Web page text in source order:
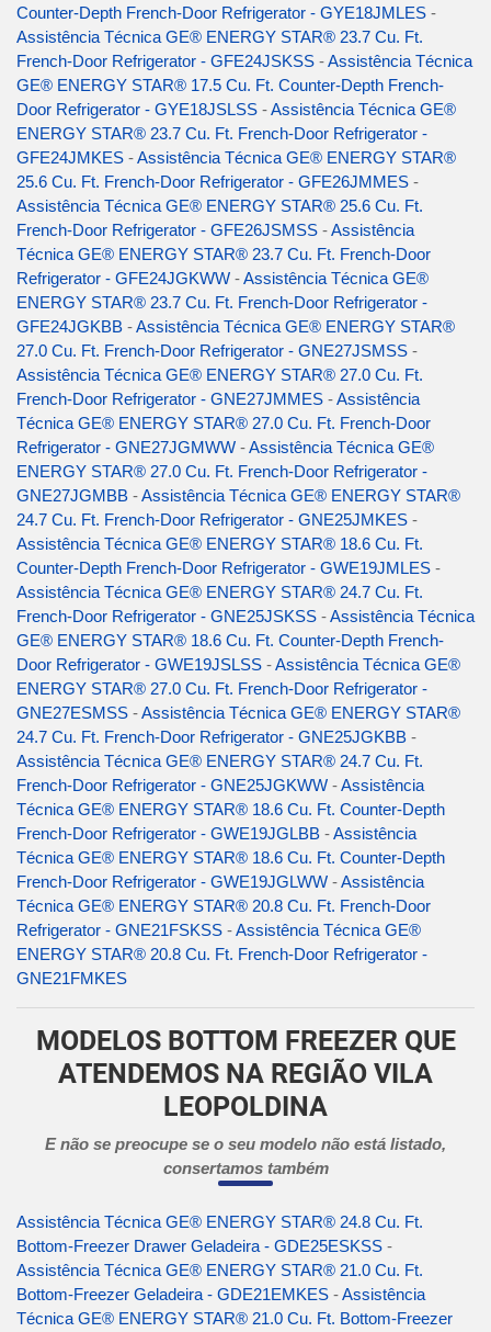
Counter-Depth French-Door Refrigerator - GYE18JMLES -
Assistência Técnica GE® ENERGY STAR® 23.7 Cu. Ft.
French-Door Refrigerator - GFE24JSKSS -Assistência Técnica
GE® ENERGY STAR® 17.5 Cu. Ft. Counter-Depth French-
Door Refrigerator - GYE18JSLSS -Assistência Técnica GE®
ENERGY STAR® 23.7 Cu. Ft. French-Door Refrigerator -
GFE24JMKES -Assistência Técnica GE® ENERGY STAR®
25.6 Cu. Ft. French-Door Refrigerator - GFE26JMMES -
Assistência Técnica GE® ENERGY STAR® 25.6 Cu. Ft.
French-Door Refrigerator - GFE26JSMSS -Assistência
Técnica GE® ENERGY STAR® 23.7 Cu. Ft. French-Door
Refrigerator - GFE24JGKWW -Assistência Técnica GE®
ENERGY STAR® 23.7 Cu. Ft. French-Door Refrigerator -
GFE24JGKBB -Assistência Técnica GE® ENERGY STAR®
27.0 Cu. Ft. French-Door Refrigerator - GNE27JSMSS -
Assistência Técnica GE® ENERGY STAR® 27.0 Cu. Ft.
French-Door Refrigerator - GNE27JMMES -Assistência
Técnica GE® ENERGY STAR® 27.0 Cu. Ft. French-Door
Refrigerator - GNE27JGMWW -Assistência Técnica GE®
ENERGY STAR® 27.0 Cu. Ft. French-Door Refrigerator -
GNE27JGMBB -Assistência Técnica GE® ENERGY STAR®
24.7 Cu. Ft. French-Door Refrigerator - GNE25JMKES -
Assistência Técnica GE® ENERGY STAR® 18.6 Cu. Ft.
Counter-Depth French-Door Refrigerator - GWE19JMLES -
Assistência Técnica GE® ENERGY STAR® 24.7 Cu. Ft.
French-Door Refrigerator - GNE25JSKSS -Assistência Técnica
GE® ENERGY STAR® 18.6 Cu. Ft. Counter-Depth French-
Door Refrigerator - GWE19JSLSS -Assistência Técnica GE®
ENERGY STAR® 27.0 Cu. Ft. French-Door Refrigerator -
GNE27ESMSS -Assistência Técnica GE® ENERGY STAR®
24.7 Cu. Ft. French-Door Refrigerator - GNE25JGKBB -
Assistência Técnica GE® ENERGY STAR® 24.7 Cu. Ft.
French-Door Refrigerator - GNE25JGKWW -Assistência
Técnica GE® ENERGY STAR® 18.6 Cu. Ft. Counter-Depth
French-Door Refrigerator - GWE19JGLBB -Assistência
Técnica GE® ENERGY STAR® 18.6 Cu. Ft. Counter-Depth
French-Door Refrigerator - GWE19JGLWW -Assistência
Técnica GE® ENERGY STAR® 20.8 Cu. Ft. French-Door
Refrigerator - GNE21FSKSS -Assistência Técnica GE®
ENERGY STAR® 20.8 Cu. Ft. French-Door Refrigerator -
GNE21FMKES
MODELOS BOTTOM FREEZER QUE
ATENDEMOS NA REGIÃO VILA
LEOPOLDINA
E não se preocupe se o seu modelo não está listado,
consertamos também
Assistência Técnica GE® ENERGY STAR® 24.8 Cu. Ft.
Bottom-Freezer Drawer Geladeira - GDE25ESKSS -
Assistência Técnica GE® ENERGY STAR® 21.0 Cu. Ft.
Bottom-Freezer Geladeira - GDE21EMKES -Assistência
Técnica GE® ENERGY STAR® 21.0 Cu. Ft. Bottom-Freezer